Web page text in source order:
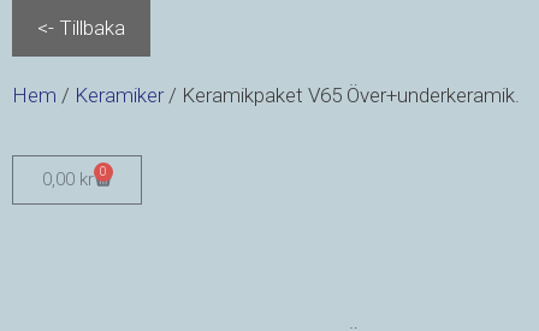
Hem / Keramiker/ Keramikpaket V65 Över+underkeramik.
0,00 kr 0